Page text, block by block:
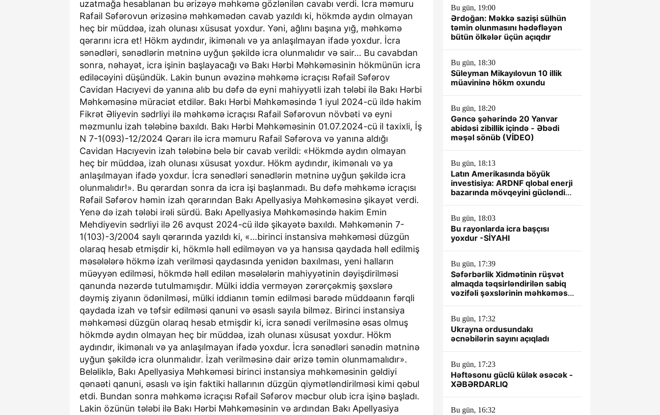
uzatmağa hesablanan bu ərizəyə məhkəmə gözlənilən cavabı verdi. İcra məmuru
Rafail Səfərovun ərizəsinə məhkəmədən cavab yazıldı ki, hökmdə aydın olmayan
heç bir müddəa, izah olunası xüsusat yoxdur. Yəni, ağlını başına yığ, məhkəmə
qərarını icra et! Hökm aydındır, ikimənalı və ya anlaşılmayan ifadə yoxdur. İcra
sənədləri, sənədlərin mətninə uyğun şəkildə icra olunmalıdır və sair… Bu cavabdan
sonra, nəhayət, icra işinin başlayacağı və Bakı Hərbi Məhkəməsinin hökmünün icra
ediləcəyini düşündük. Lakin bunun əvəzinə məhkəmə icraçısı Rəfail Səfərov
Cavidan Hacıyevi də yanına alıb bu dəfə də eyni mahiyyətli izah tələbi ilə Bakı Hərbi
Məhkəməsinə müraciət etdilər. Bakı Hərbi Məhkəməsində 1 iyul 2024-cü ildə hakim
Fikrət Əliyevin sədrliyi ilə məhkəmə icraçısı Rafail Səfərovun növbəti və eyni
məzmunlu izah tələbinə baxıldı. Bakı Hərbi Məhkəməsinin 01.07.2024-cü il taxixli, İş
N 7-1(093)-12/2024 Qərarı ilə icra məmuru Rafail Səfərova və yanına aldığı
Cavidan Hacıyevin izah tələbinə belə bir cavab verildi: «Hökmdə aydın olmayan
heç bir müddəa, izah olunası xüsusat yoxdur. Hökm aydındır, ikimənalı və ya
anlaşılmayan ifadə yoxdur. İcra sənədləri sənədlərin mətninə uyğun şəkildə icra
olunmalıdır!». Bu qərardan sonra da icra işi başlanmadı. Bu dəfə məhkəmə icraçısı
Rəfail Səfərov həmin izah qərarından Bakı Apellyasiya Məhkəməsinə şikayət verdi.
Yenə də izah tələbi irəli sürdü. Bakı Apellyasiya Məhkəməsində hakim Emin
Mehdiyevin sədrliyi ilə 26 avqust 2024-cü ildə şikayətə baxıldı. Məhkəmənin 7-
1(103)-3/2004 saylı qərarında yazıldı ki, «…birinci instansiva məhkəməsi düzgün
olaraq hesab etmişdir ki, hökmlə həll edilməyən və ya hansısa qaydada həll edilmiş
məsələlərə hökmə izah verilməsi qaydasında yenidən baxılması, yeni halların
müəyyən edilməsi, hökmdə həll edilən məsələlərin mahiyyətinin dəyişdirilməsi
qanunda nəzərdə tutulmamışdır. Mülki iddia verməyən zərərçəkmiş şəxslərə
dəymiş ziyanın ödənilməsi, mülki iddianın təmin edilməsi barədə müddəanın fərqli
qaydada izah və təfsir edilməsi qanuni və əsaslı sayıla bilməz. Birinci instansiya
məhkəməsi düzgün olaraq hesab etmişdir ki, icra sənədi verilməsinə əsas olmuş
hökmdə aydın olmayan heç bir müddəa, izah olunası xüsusat yoxdur. Hökm
aydındır, ikimənalı və ya anlaşılmayan ifadə yoxdur. İcra sənədləri sənədin mətninə
uyğun şəkildə icra olunmalıdır. İzah verilməsinə dair ərizə təmin olunmamalıdır».
Beləliklə, Bakı Apellyasiya Məhkəməsi birinci instansiya məhkəməsinin gəldiyi
qənaəti qanuni, əsaslı və işin faktiki hallarının düzgün qiymətləndirilməsi kimi qəbul
etdi. Bundan sonra məhkəmə icraçısı Rəfail Səfərov məcbur olub icra işinə başladı.
Lakin özünün tələbi ilə Bakı Hərbi Məhkəməsinin və ardından Bakı Apellyasiya
Bu gün, 19:00
Ərdoğan: Məkkə sazişi sülhün
təmin olunmasını hədəfləyən
bütün ölkələr üçün açıqdır
Bu gün, 18:30
Süleyman Mikayılovun 10 illik
müavininə hökm oxundu
Bu gün, 18:20
Gəncə şəhərində 20 Yanvar
abidəsi zibillik içində - Əbədi
məşəl sönüb (VİDEO)
Bu gün, 18:13
Latın Amerikasında böyük
investisiya: ARDNF qlobal enerji
bazarında mövqeyini gücləndirir
Bu gün, 18:03
Bu rayonlarda icra başçısı
yoxdur -SİYAHI
Bu gün, 17:39
Səfərbərlik Xidmətinin rüşvət
almaqda təqsirləndirilən sabiq
vəzifəli şəxslərinin məhkəməsi
Bu gün, 17:32
Ukrayna ordusundakı
əcnəbilərin sayını açıqladı
Bu gün, 17:23
Həftəsonu güclü külək əsəcək -
XƏBƏRDARLIQ
Bu gün, 16:32